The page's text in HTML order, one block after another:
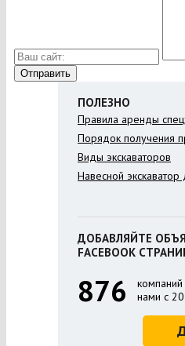
ПОЛЕЗНО
Правила аренды
Порядок получения
Виды экскаваторов
Навесной экскаватор
ДОБАВЛЯЙТЕ
FACEBOOK
876
нами с